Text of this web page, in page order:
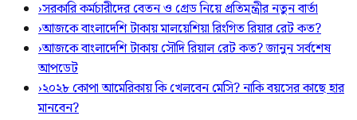
›সরকারি কর্মচারীদের বেতন ও গ্রেড নিয়ে প্রতিমন্ত্রীর নতুন বার্তা
›আজকে বাংলাদেশি টাকায় মালয়েশিয়া রিংগিত রিয়ার রেট কত?
›আজকে বাংলাদেশি টাকায় সৌদি রিয়াল রেট কত? জানুন সর্বশেষ
আপডেট
›২০২৮ কোপা আমেরিকায় কি খেলবেন মেসি? নাকি বয়সের কাছে হার
মানবেন?